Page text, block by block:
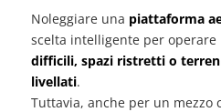
Noleggiare una piattaforma
scelta intelligente per operare
difficili, spazi ristretti o
livellati.
Tuttavia, anche per un mezzo